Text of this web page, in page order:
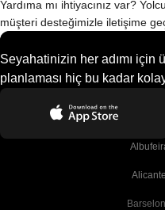
Yardıma mı ihtiyacınız var?
müşteri desteğimizle iletişime
Seyahatinizin her adımı
planlaması hiç bu kadar